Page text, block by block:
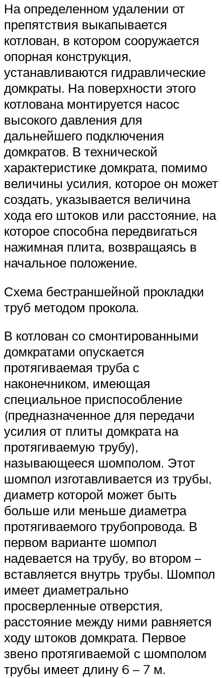
На определенном удалении от
препятствия выкапывается
котлован, в котором сооружается
опорная конструкция,
устанавливаются гидравлические
домкраты. На поверхности этого
котлована монтируется насос
высокого давления для
дальнейшего подключения
домкратов. В технической
характеристике домкрата, помимо
величины усилия, которое он может
создать, указывается величина
хода его штоков или расстояние, на
которое способна передвигаться
нажимная плита, возвращаясь в
начальное положение.
Схема бестраншейной прокладки
труб методом прокола.
В котлован со смонтированными
домкратами опускается
протягиваемая труба с
наконечником, имеющая
специальное приспособление
(предназначенное для передачи
усилия от плиты домкрата на
протягиваемую трубу),
называющееся шомполом. Этот
шомпол изготавливается из трубы,
диаметр которой может быть
больше или меньше диаметра
протягиваемого трубопровода. В
первом варианте шомпол
надевается на трубу, во втором –
вставляется внутрь трубы. Шомпол
имеет диаметрально
просверленные отверстия,
расстояние между ними равняется
ходу штоков домкрата. Первое
звено протягиваемой с шомполом
трубы имеет длину 6 – 7 м.